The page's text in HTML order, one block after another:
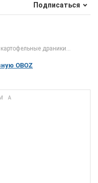
Подписаться
драники...
OBOZ